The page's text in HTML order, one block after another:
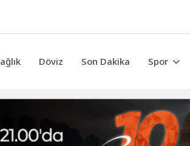
Döviz Son Dakika Spor